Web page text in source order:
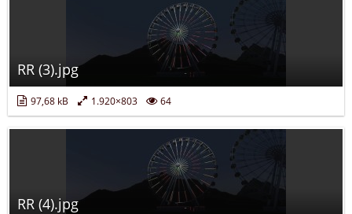
RR (3).jpg
97,68 kB 1.920×803 64
RR (4).jpg